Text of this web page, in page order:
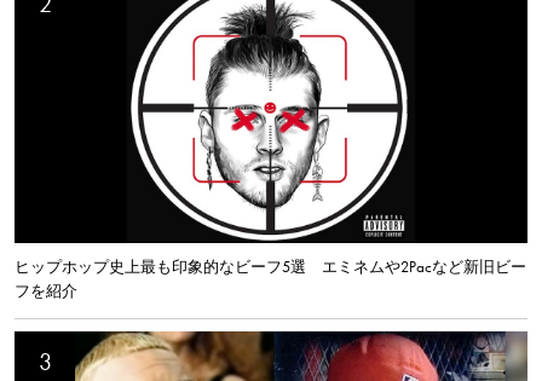
ヒップホップ史上最も印象的なビーフ5選 エミネムや2Pacなど新旧ビー
フを紹介